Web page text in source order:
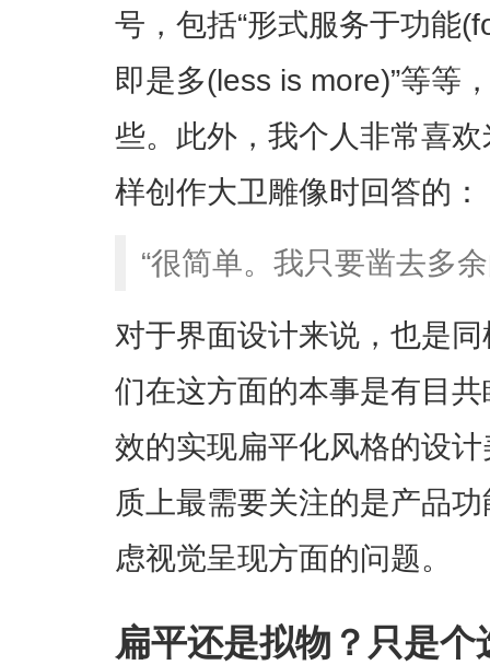
号，包括“形式服务于功能
即是多(less is more)”等等
些。此外，我个人非常喜
样创作大卫雕像时回答的：
“很简单。我只要凿去多
对于界面设计来说，也是
们在这方面的本事是有目
效的实现扁平化风格的设
质上最需要关注的是产品
虑视觉呈现方面的问题。
扁平还是拟物？只是个